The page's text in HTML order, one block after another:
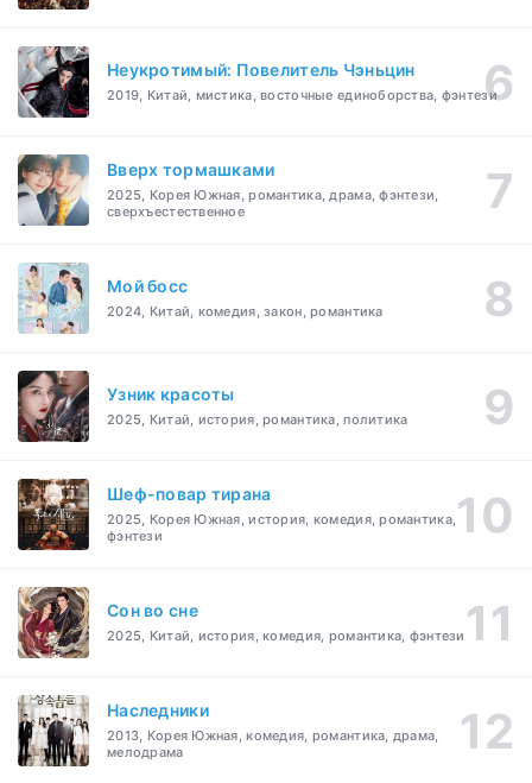
Неукротимый: Повелитель Чэньцин
2019, Китай, мистика, восточные единоборства, фэнтези
Вверх тормашками
2025, Корея Южная, романтика, драма, фэнтези,
сверхъестественное
Мой босс
2024, Китай, комедия, закон, романтика
Узник красоты
2025, Китай, история, романтика, политика
Шеф-повар тирана
2025, Корея Южная, история, комедия, романтика,
фэнтези
Cон во сне
2025, Китай, история, комедия, романтика, фэнтези
Наследники
2013, Корея Южная, комедия, романтика, драма,
мелодрама